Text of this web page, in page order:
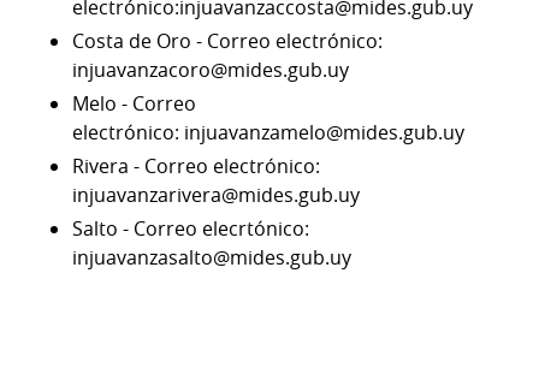
electrónico:injuavanzaccosta@mides.gub.uy
Costa de Oro - Correo electrónico:
injuavanzacoro@mides.gub.uy
Melo - Correo
electrónico: injuavanzamelo@mides.gub.uy
Rivera - Correo electrónico:
injuavanzarivera@mides.gub.uy
Salto - Correo elecrtónico:
injuavanzasalto@mides.gub.uy